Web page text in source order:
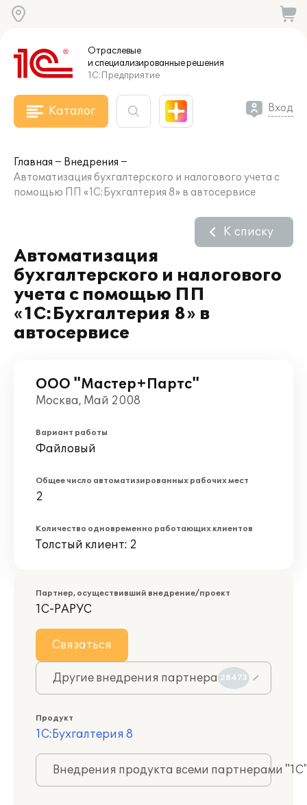
Отраслевые
и специализированныерешения
1С:Предприятие
Каталог Вход
Главная
Внедрения
Автоматизация бухгалтерского и налогового учета с
помощью ПП «1С:Бухгалтерия 8» в автосервисе
Автоматизация
бухгалтерского и налогового
учета с помощью ПП
«1С:Бухгалтерия 8» в
автосервисе
К списку
ООО "Мастер+Партс"
Москва, Май 2008
Вариант работы
Файловый
Общее число автоматизированных рабочих мест
2
Количество одновременно работающих клиентов
Толстый клиент: 2
Партнер, осуществивший внедрение/проект
1С-РАРУС
Связаться
Другие внедрения партнера 28473
Продукт
1С:Бухгалтерия 8
Внедрения продукта всеми партнерами